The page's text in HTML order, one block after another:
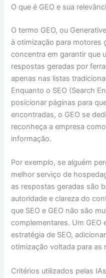
O que é GEO e sua
O termo GEO, ou
à otimização para motores
concentra em garantir que
respostas geradas por
apenas nas listas
Enquanto o SEO (Search
posicionar páginas para
encontradas, o GEO se
reconheça a empresa
informação.
Por exemplo, se alguém
melhor serviço de
as respostas geradas são
autoridade e clareza do
que SEO e GEO não são
complementares. Um GEO
estratégia de SEO,
otimização voltada para as
Critérios utilizados pelas